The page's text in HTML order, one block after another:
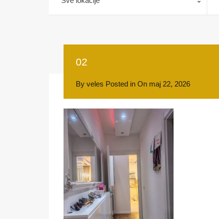
02
By veles Posted in On maj 22, 2026